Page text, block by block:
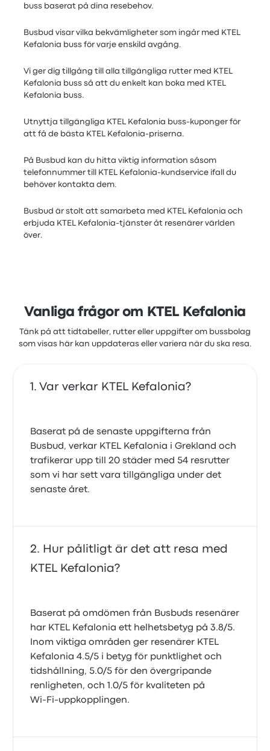
buss baserat på dina resebehov.
Busbud visar vilka bekvämligheter som ingår med KTEL
Kefalonia buss för varje enskild avgång.
Vi ger dig tillgång till alla tillgängliga rutter med KTEL
Kefalonia buss så att du enkelt kan boka med KTEL
Kefalonia buss.
Utnyttja tillgängliga KTEL Kefalonia buss-kuponger för
att få de bästa KTEL Kefalonia-priserna.
På Busbud kan du hitta viktig information såsom
telefonnummer till KTEL Kefalonia-kundservice ifall du
behöver kontakta dem.
Busbud är stolt att samarbeta med KTEL Kefalonia och
erbjuda KTEL Kefalonia-tjänster åt resenärer världen
över.
Vanliga frågor om KTEL Kefalonia
Tänk på att tidtabeller, rutter eller uppgifter om bussbolag
som visas här kan uppdateras eller variera när du ska resa.
Var verkar KTEL Kefalonia?
Baserat på de senaste uppgifterna från
Busbud, verkar KTEL Kefalonia i Grekland och
trafikerar upp till 20 städer med 54 resrutter
som vi har sett vara tillgängliga under det
senaste året.
Hur pålitligt är det att resa med
KTEL Kefalonia?
Baserat på omdömen från Busbuds resenärer
har KTEL Kefalonia ett helhetsbetyg på 3.8/5.
Inom viktiga områden ger resenärer KTEL
Kefalonia 4.5/5 i betyg för punktlighet och
tidshållning, 5.0/5 för den övergripande
renligheten, och 1.0/5 för kvaliteten på
Wi‑Fi‑uppkopplingen.